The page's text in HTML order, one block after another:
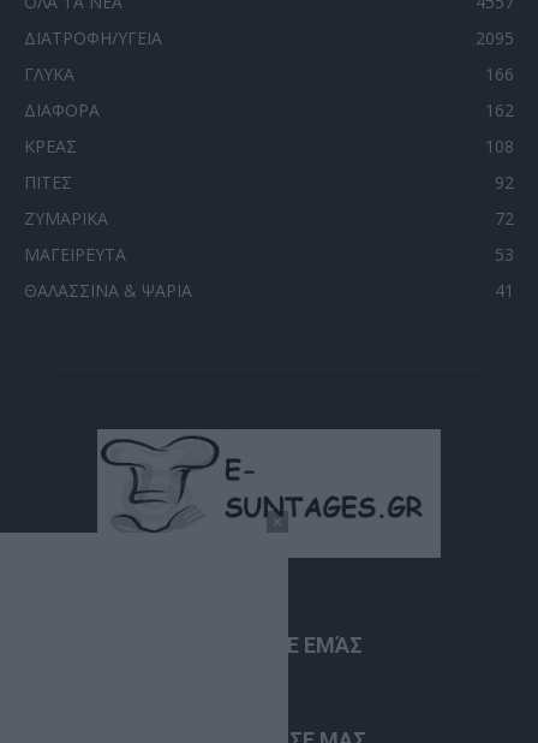
ΔΙΑΤΡΟΦΗ/ΥΓΕΙΑ
2095
ΓΛΥΚΑ
166
ΔΙΑΦΟΡΑ
162
ΚΡΕΑΣ
108
ΠΙΤΕΣ
92
ΖΥΜΑΡΙΚΑ
72
ΜΑΓΕΙΡΕΥΤΑ
53
ΘΑΛΑΣΣΙΝΑ & ΨΑΡΙΑ
41
ΣΧΕΤΙΚΆ ΜΕ ΕΜΆΣ